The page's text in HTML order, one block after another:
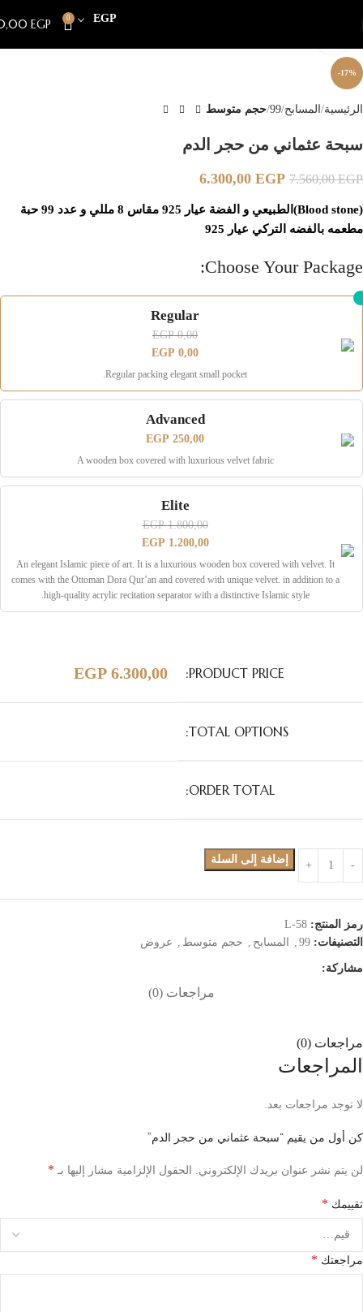
EGP
0
EGP
-17%
الرئيسية المسابح 99 حجم متوسط
سبحة عثماني من حجر الدم
7.560,00EGP
6.300,00 EGP
(Blood stone)الطبيعي و الفضة عيار 925 مقاس 8 مللي و عدد 99 حبة
مطعمه بالفضه التركي عيار 925
Choose Your Package:
Regular
0,00
EGP
0,00
EGP
Regular packing elegant small pocket.
Advanced
250,00
EGP
A wooden box covered with luxurious velvet fabric
Elite
1.800,00
EGP
1.200,00
EGP
An elegant Islamic piece of art. It is a luxurious wooden box covered with velvet. It
comes with the Ottoman Dora Qur’an and covered with unique velvet. in addition to a
high-quality acrylic recitation separator with a distinctive Islamic style.
PRODUCT PRICE:
6.300,00
EGP
TOTAL OPTIONS:
ORDER TOTAL:
إضافة إلى السلة
رمز المنتج: L-58
التصنيفات: 99
, المسابح , حجم متوسط , عروض
مشاركة:
مراجعات (0)
مراجعات (0)
المراجعات
لا توجد مراجعات بعد.
كن أول من يقيم “سبحة عثماني من حجر الدم”
لن يتم نشر عنوان بريدك الإلكتروني. الحقول الإلزامية مشار إليها بـ *
تقييمك *
مراجعتك *